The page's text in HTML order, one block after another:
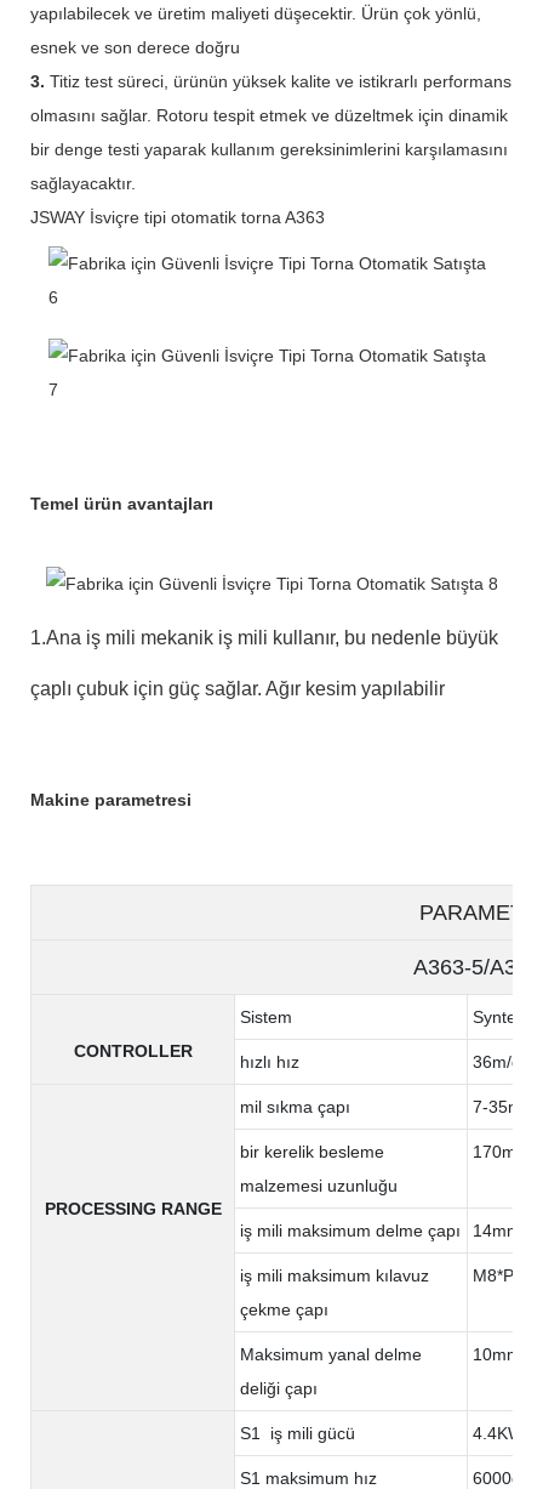
yapılabilecek ve üretim maliyeti düşecektir. Ürün çok yönlü,
esnek ve son derece doğru
3. Titiz test süreci, ürünün yüksek kalite ve istikrarlı performans
olmasını sağlar. Rotoru tespit etmek ve düzeltmek için dinamik
bir denge testi yaparak kullanım gereksinimlerini karşılamasını
sağlayacaktır.
JSWAY İsviçre tipi otomatik torna A363
Temel ürün avantajları
1.Ana iş mili mekanik iş mili kullanır, bu nedenle büyük
çaplı çubuk için güç sağlar. Ağır kesim yapılabilir
Makine parametresi
A363-5/
CONTROLLER
Sistem Syntec
hızlı hız 36m/
PROCESSING RANGE
mil sıkma çapı 7-35mm
bir kerelik besleme
malzemesi uzunluğu
170mm
iş mili maksimum delme çapı 14mm
iş mili maksimum kılavuz
çekme çapı
Maksimum yanal delme
deliği çapı
10mm
S1 iş mili gücü 4.4KW
S1 maksimum hız